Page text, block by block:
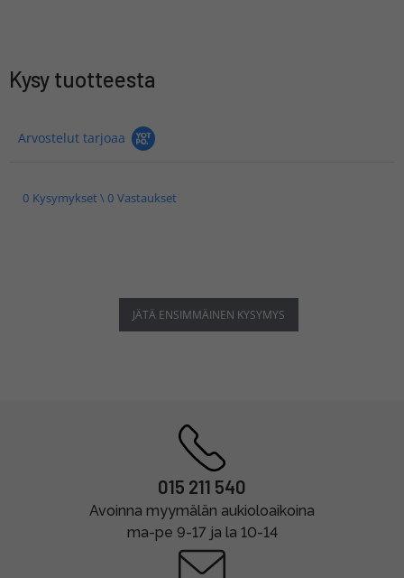
Kysy tuotteesta
Arvostelut tarjoaa
0 Kysymykset \ 0 Vastaukset
JÄTÄ ENSIMMÄINEN KYSYMYS
015 211 540
Avoinna myymälän aukioloaikoina
ma-pe 9-17 ja la 10-14